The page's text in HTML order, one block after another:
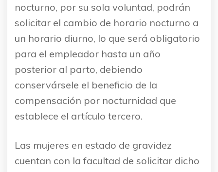
nocturno, por su sola voluntad, podrán
solicitar el cambio de horario nocturno a
un horario diurno, lo que será obligatorio
para el empleador hasta un año
posterior al parto, debiendo
conservársele el beneficio de la
compensación por nocturnidad que
establece el artículo tercero.
Las mujeres en estado de gravidez
cuentan con la facultad de solicitar dicho